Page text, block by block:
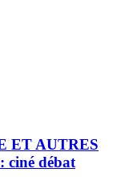
ET AUTRES
ciné débat